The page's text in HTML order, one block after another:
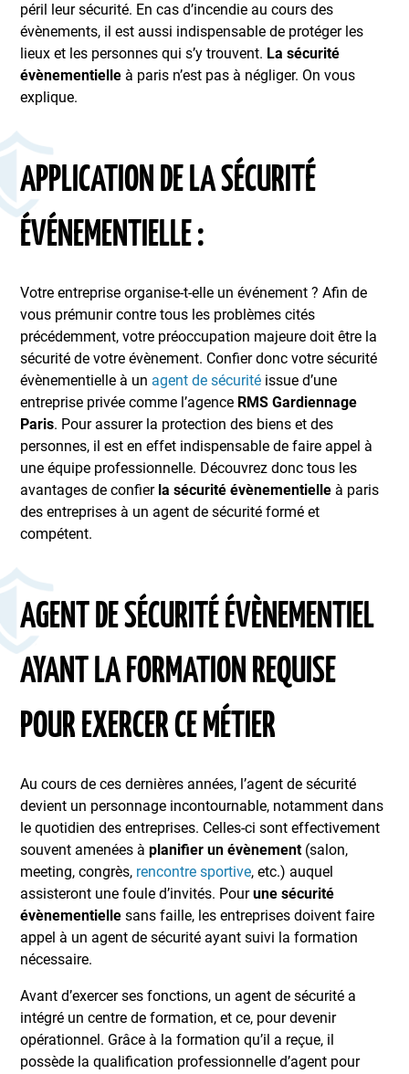
péril leur sécurité. En cas d’incendie au cours des
évènements, il est aussi indispensable de protéger les
lieux et les personnes qui s’y trouvent. La sécurité
évènementielle à paris n’est pas à négliger. On vous
explique.
APPLICATION DE LA SÉCURITÉ
ÉVÉNEMENTIELLE :
Votre entreprise organise-t-elle un événement ? Afin de
vous prémunir contre tous les problèmes cités
précédemment, votre préoccupation majeure doit être la
sécurité de votre évènement. Confier donc votre sécurité
évènementielle à un agent de sécurité issue d’une
entreprise privée comme l’agence RMS Gardiennage
Paris. Pour assurer la protection des biens et des
personnes, il est en effet indispensable de faire appel à
une équipe professionnelle. Découvrez donc tous les
avantages de confier la sécurité évènementielle à paris
des entreprises à un agent de sécurité formé et
compétent.
AGENT DE SÉCURITÉ ÉVÈNEMENTIEL
AYANT LA FORMATION REQUISE
POUR EXERCER CE MÉTIER
Au cours de ces dernières années, l’agent de sécurité
devient un personnage incontournable, notamment dans
le quotidien des entreprises. Celles-ci sont effectivement
souvent amenées àplanifier un évènement(salon,
meeting, congrès, rencontre sportive, etc.) auquel
assisteront une foule d’invités. Pourune sécurité
évènementielle sans faille, les entreprises doivent faire
appel à un agent de sécurité ayant suivi la formation
nécessaire.
Avant d’exercer ses fonctions, un agent de sécurité a
intégré un centre de formation, et ce, pour devenir
opérationnel. Grâce à la formation qu’il a reçue, il
possède la qualification professionnelle d’agent pour